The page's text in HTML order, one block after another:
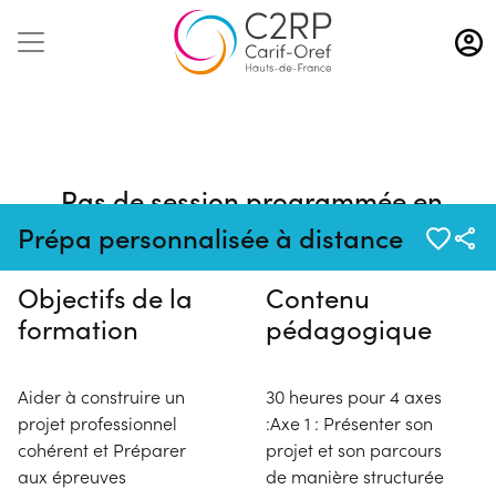
Aller
au
contenu
Prépa personnalisée à distance
Pas de session programmée en
ce moment
Objectifs de la
formation
Aider à construire un
projet professionnel
cohérent et Préparer
aux épreuves
Contenu
pédagogique
30 heures pour 4 axes
:Axe 1 : Présenter son
projet et son parcours
de manière structurée